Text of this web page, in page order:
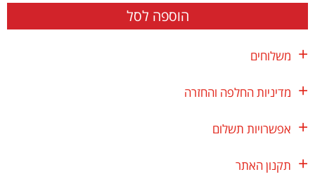
הוספה לסל
משלוחים
מדיניות החלפה והחזרה
אפשרויות תשלום
תקנון האתר